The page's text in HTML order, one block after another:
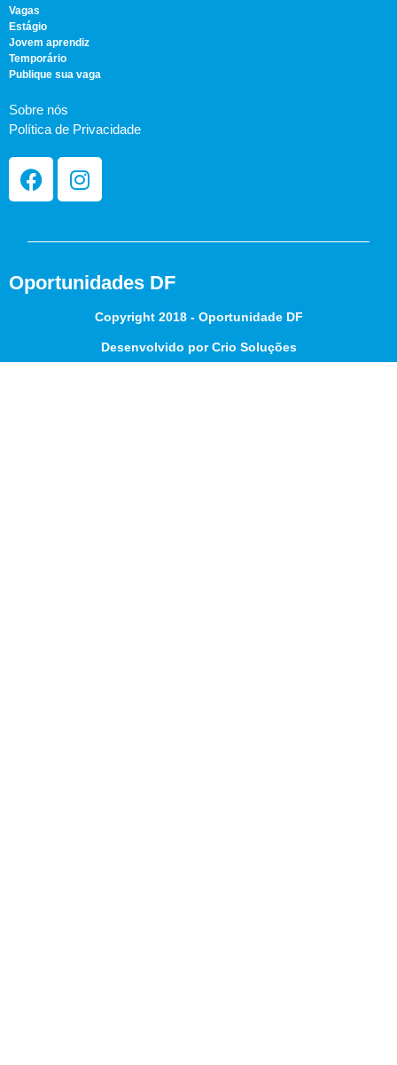
Vagas
Estágio
Jovem aprendiz
Temporário
Publique sua vaga
Sobre nós
Política de Privacidade
Oportunidades DF
Copyright 2018 - Oportunidade DF
Desenvolvido por Crio Soluções